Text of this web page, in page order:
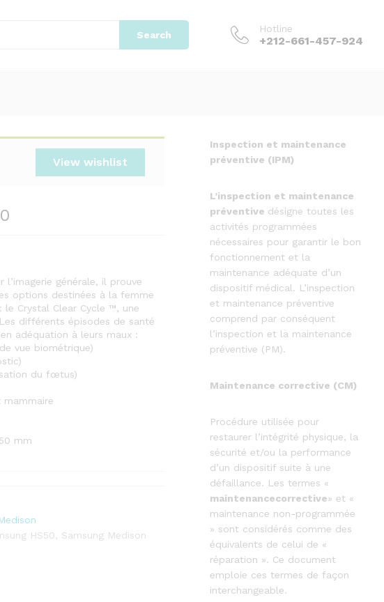
Search
Hotline
+212-661-457-924
View wishlist
l’imagerie générale, il prouve
options destinées à la femme
Crystal Clear Cycle ™, une
différents épisodes de santé
adéquation à leurs maux :
vue biométrique)
du fœtus)
mammaire
mm
HS50 Samsung Medison
Inspection et maintenance
préventive (IPM)
L’inspection et maintenance
préventive désigne toutes les
activités programmées
nécessaires pour garantir le bon
fonctionnement et la
maintenance adéquate d’un
dispositif médical. L’inspection
et maintenance préventive
comprend par conséquent
l’inspection et la maintenance
préventive (PM).
Maintenance corrective (CM)
Procédure utilisée pour
restaurer l’intégrité physique, la
sécurité et/ou la performance
d’un dispositif suite à une
défaillance. Les termes «
maintenancecorrective» et «
maintenance non-programmée
» sont considérés comme des
équivalents de celui de «
réparation ». Ce document
emploie ces termes de façon
interchangeable.